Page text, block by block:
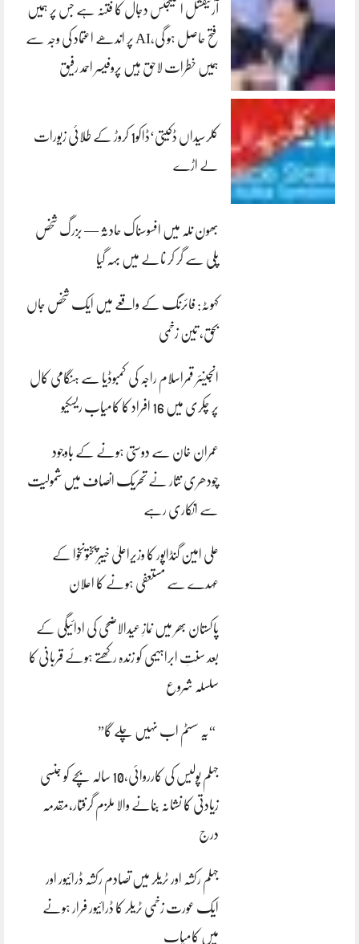
آرٹیفشل انٹلیجنس دجال کا فتنہ ہے جس پر ہمیں
فتح حاصل ہو گی،AI پر اندھے اعتماد کی وجہ سے
ہمیں خطرات لاحق ہیں پروفیسر احمد رفیق
کلرسیداں ڈکیتی‘ڈاکو1 کروڑ کے طلائی زیورات
لے اڑے
بھون نلہ میں افسوسناک حادثہ — بزرگ شخص
پلی سے گر کر نالے میں بہہ گیا
کہوٹہ: فائرنگ کے واقعے میں ایک شخص جاں
بحق، تین زخمی
انجینئر قمراسلام راجہ کی کمبوڈیا سے ہنگامی کال
پر چکری میں 16 افراد کا کامیاب ریسکیو
عمران خان سے دوستی ہونے کے باوجود
چودھری نثار نے تحریک انصاف میں شمولیت
سے انکاری رہے
علی امین گنڈاپور کا وزیراعلیٰ خیبرپختونخوا کے
عہدے سے مستعفی ہونے کا اعلان
پاکستان بھر میں نمازِ عیدالاضحی کی ادائیگی کے
بعد سنتِ ابراہیمی کو زندہ رکھتے ہوئے قربانی کا
سلسلہ شروع
“یہ سسٹم اب نہیں چلے گا”
جہلم پولیس کی کارروائی،10 سالہ بچے کو جنسی
زیادتی کا نشانہ بنانے والا ملزم گرفتار،مقدمہ
درج
جہلم رکشہ اور ٹریلر میں تصادم رکشہ ڈرائیور اور
ایک عورت زخمی ٹریلر کا ڈرائیور فرار ہونے
میں کامیاب